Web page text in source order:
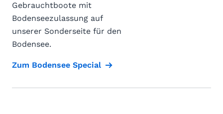
Gebrauchtboote mit
Bodenseezulassung auf
unserer Sonderseite für den
Bodensee.
Zum Bodensee Special